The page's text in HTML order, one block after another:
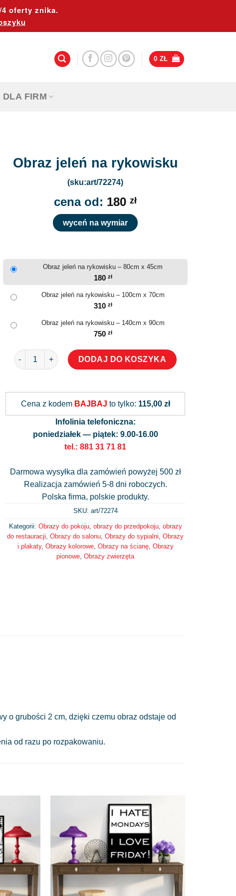
oferty znika.
0 ZŁ
DLA FIRM
Obraz jeleń na rykowisku
(sku:art/72274)
cena od: 180 zł
wyceń na wymiar
Obraz jeleń na rykowisku – 80cm x 45cm
180 zł
Obraz jeleń na rykowisku – 100cm x 70cm
310 zł
Obraz jeleń na rykowisku – 140cm x 90cm
750 zł
ilość Obraz jeleń na rykowisku
DODAJ DO KOSZYKA
Cena z kodem BAJBAJ to tylko: 115,00 zł
Infolinia telefoniczna:
poniedziałek — piątek: 9.00-16.00
tel.: 881 31 71 81
Darmowa wysyłka dla zamówień powyżej 500 zł
Realizacja zamówień 5-8 dni roboczych.
Polska firma, polskie produkty.
SKU: art/72274
Kategorii: Obrazy do pokoju, obrazy do przedpokoju, obrazy
do restauracji Obrazy do salonu Obrazy do sypialni Obrazy
i plakaty, Obrazy kolorowe, Obrazy na ścianę, Obrazy
pionowe Obrazy zwierzęta
o grubości 2 cm, dzięki czemu obraz odstaje od
od razu po rozpakowaniu.